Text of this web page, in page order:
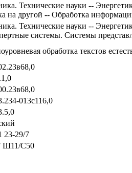
Технические науки --
на другой -- Обработка
Технические науки --
системы. Системы
обработка текстов
013с116,0
23-29/7
Ш11/С50